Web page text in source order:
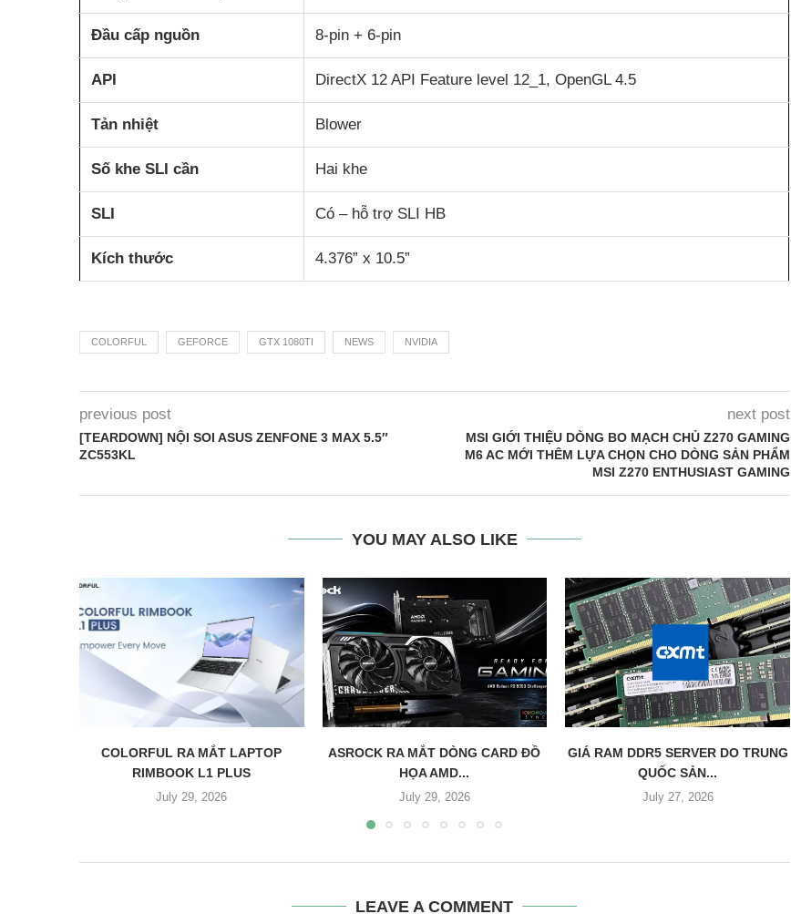
Đầu cấp nguồn 8-pin + 6-pin
API DirectX 12 API Feature level 12_1, OpenGL 4.5
Tản nhiệt Blower
Số khe SLI cần Hai khe
SLI Có – hỗ trợ SLI HB
Kích thước 4.376” x 10.5”
COLORFUL GEFORCE GTX 1080TI NEWS NVIDIA
previous post
[TEARDOWN] NỘI SOI ASUS ZENFONE 3 MAX 5.5″
ZC553KL
next post
MSI GIỚI THIỆU DÒNG BO MẠCH CHỦ Z270 GAMING
M6 AC MỚI THÊM LỰA CHỌN CHO DÒNG SẢN PHẨM
MSI Z270 ENTHUSIAST GAMING
YOU MAY ALSO LIKE
COLORFUL RA MẮT LAPTOP
RIMBOOK L1 PLUS
July 29, 2026
ASROCK RA MẮT DÒNG CARD ĐỒ
HỌA AMD...
July 29, 2026
GIÁ RAM DDR5 SERVER DO TRUNG
QUỐC SẢN...
July 27, 2026
LEAVE A COMMENT